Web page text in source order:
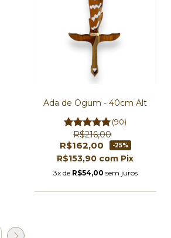
Ada de Ogum - 40cm Alt
(90)
R$216,00
R$162,00 -25%
R$153,90 com Pix
3x de R$54,00 sem juros